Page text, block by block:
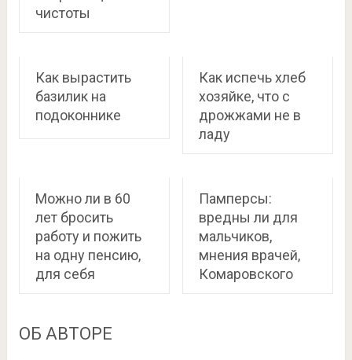
чистоты
Как вырастить
базилик на
подоконнике
Как испечь хлеб
хозяйке, что с
дрожжами не в
ладу
Можно ли в 60
лет бросить
работу и пожить
на одну пенсию,
для себя
Памперсы:
вредны ли для
мальчиков,
мнения врачей,
Комаровского
ОБ АВТОРЕ